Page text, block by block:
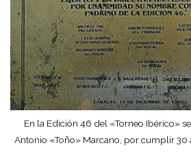
En la Edición 46 del «Torneo Ibérico»
Antonio «Toño» Marcano, por cumplir 30